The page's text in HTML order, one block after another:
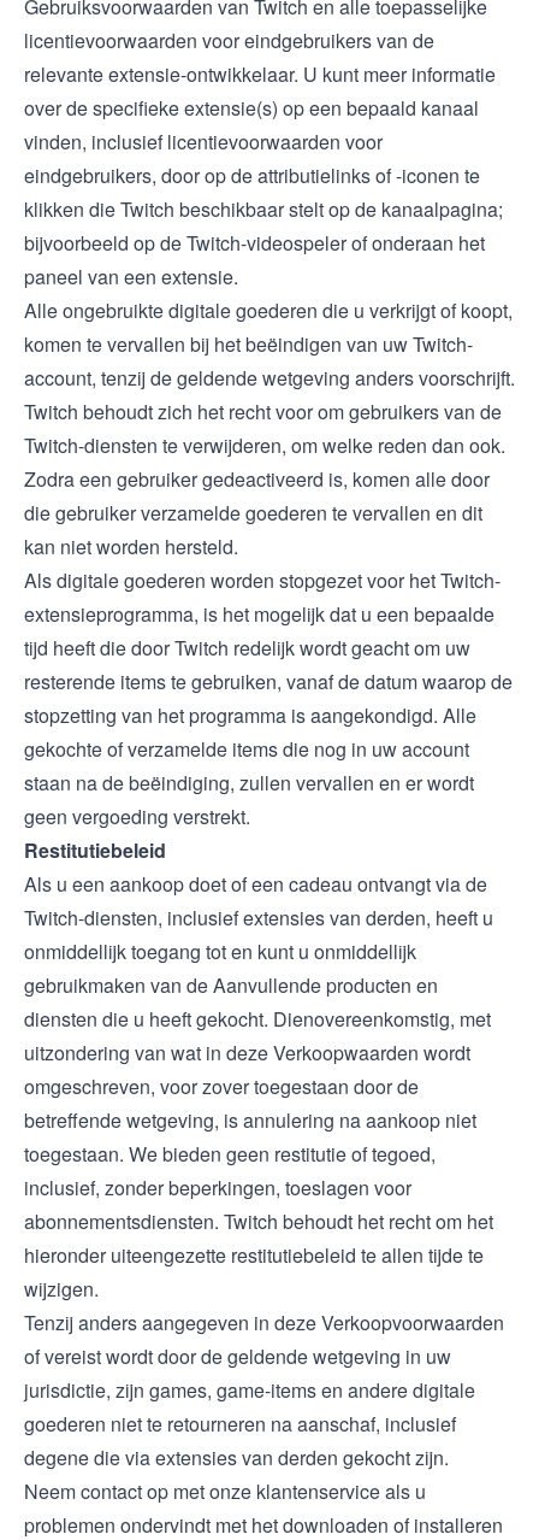
Gebruiksvoorwaarden van Twitch en alle toepasselijke
licentievoorwaarden voor eindgebruikers van de
relevante extensie-ontwikkelaar. U kunt meer informatie
over de specifieke extensie(s) op een bepaald kanaal
vinden, inclusief licentievoorwaarden voor
eindgebruikers, door op de attributielinks of -iconen te
klikken die Twitch beschikbaar stelt op de kanaalpagina;
bijvoorbeeld op de Twitch-videospeler of onderaan het
paneel van een extensie.
Alle ongebruikte digitale goederen die u verkrijgt of koopt,
komen te vervallen bij het beëindigen van uw Twitch-
account, tenzij de geldende wetgeving anders voorschrijft.
Twitch behoudt zich het recht voor om gebruikers van de
Twitch-diensten te verwijderen, om welke reden dan ook.
Zodra een gebruiker gedeactiveerd is, komen alle door
die gebruiker verzamelde goederen te vervallen en dit
kan niet worden hersteld.
Als digitale goederen worden stopgezet voor het Twitch-
extensieprogramma, is het mogelijk dat u een bepaalde
tijd heeft die door Twitch redelijk wordt geacht om uw
resterende items te gebruiken, vanaf de datum waarop de
stopzetting van het programma is aangekondigd. Alle
gekochte of verzamelde items die nog in uw account
staan na de beëindiging, zullen vervallen en er wordt
geen vergoeding verstrekt.
Restitutiebeleid
Als u een aankoop doet of een cadeau ontvangt via de
Twitch-diensten, inclusief extensies van derden, heeft u
onmiddellijk toegang tot en kunt u onmiddellijk
gebruikmaken van de Aanvullende producten en
diensten die u heeft gekocht. Dienovereenkomstig, met
uitzondering van wat in deze Verkoopwaarden wordt
omgeschreven, voor zover toegestaan door de
betreffende wetgeving, is annulering na aankoop niet
toegestaan. We bieden geen restitutie of tegoed,
inclusief, zonder beperkingen, toeslagen voor
abonnementsdiensten. Twitch behoudt het recht om het
hieronder uiteengezette restitutiebeleid te allen tijde te
wijzigen.
Tenzij anders aangegeven in deze Verkoopvoorwaarden
of vereist wordt door de geldende wetgeving in uw
jurisdictie, zijn games, game-items en andere digitale
goederen niet te retourneren na aanschaf, inclusief
degene die via extensies van derden gekocht zijn.
Neem contact op met onze klantenservice als u
problemen ondervindt met het downloaden of installeren